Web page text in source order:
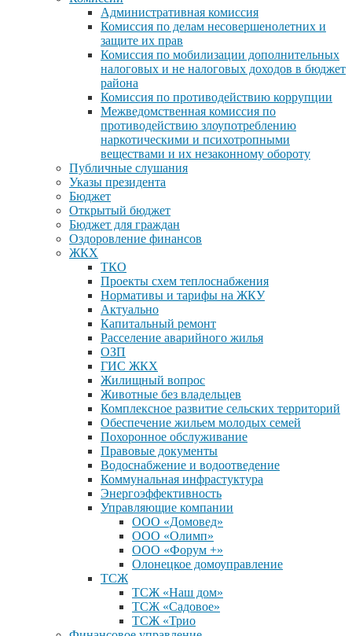
Административная комиссия
Комиссия по делам несовершенолетних и
защите их прав
Комиссия по мобилизации дополнительных
налоговых и не налоговых доходов в бюджет
района
Комиссия по противодействию коррупции
Межведомственная комиссия по
противодействию злоупотреблению
наркотическими и психотропными
веществами и их незаконному обороту
Публичные слушания
Указы президента
Бюджет
Открытый бюджет
Бюджет для граждан
Оздоровление финансов
ЖКХ
ТКО
Проекты схем теплоснабжения
Нормативы и тарифы на ЖКУ
Актуально
Капитальный ремонт
Расселение аварийного жилья
ОЗП
ГИС ЖКХ
Жилищный вопрос
Животные без владельцев
Комплексное развитие сельских территорий
Обеспечение жильем молодых семей
Похоронное обслуживание
Правовые документы
Водоснабжение и водоотведение
Коммунальная инфрастуктура
Энергоэффективность
Управляющие компании
ООО «Домовед»
ООО «Олимп»
ООО «Форум +»
Олонецкое домоуправление
ТСЖ
ТСЖ «Наш дом»
ТСЖ «Садовое»
ТСЖ «Трио